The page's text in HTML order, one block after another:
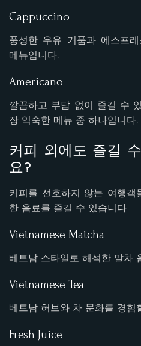
Cappuccino
풍성한 우유 거품과 에스프
메뉴입니다.
Americano
깔끔하고 부담 없이 즐길 수
장 익숙한 메뉴 중 하나입니다.
커피 외에도 즐길
요?
커피를 선호하지 않는 여행객
한 음료를 즐길 수 있습니다.
Vietnamese Matcha
베트남 스타일로 해석한 말차
Vietnamese Tea
베트남 허브와 차 문화를 경험
Fresh Juice